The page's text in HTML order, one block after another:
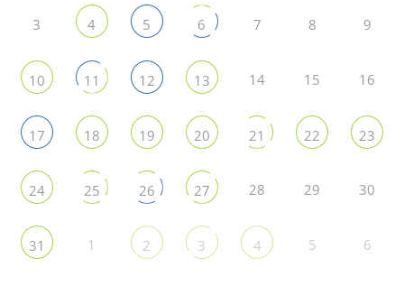
3 4 5 6 7 8 9
10 11 12 13 14 15 16
17 18 19 20 21 22 23
24 25 26 27 28 29 30
31 1 2 3 4 5 6